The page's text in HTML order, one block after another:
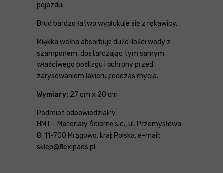
pojazdu.
Brud bardzo łatwo wypłukuje się z rękawicy.
Miękka wełna absorbuje duże ilości wody z
szamponem, dostarczając tym samym
właściwego poślizgu i ochrony przed
zarysowaniem lakieru podczas mycia.
Wymiary: 27 cm x 20 cm
Podmiot odpowiedzialny:
HMT - Materiały Ścierne s.c., ul. Przemysłowa
8, 11-700 Mrągowo, kraj: Polska, e-mail:
sklep@flexipads.pl